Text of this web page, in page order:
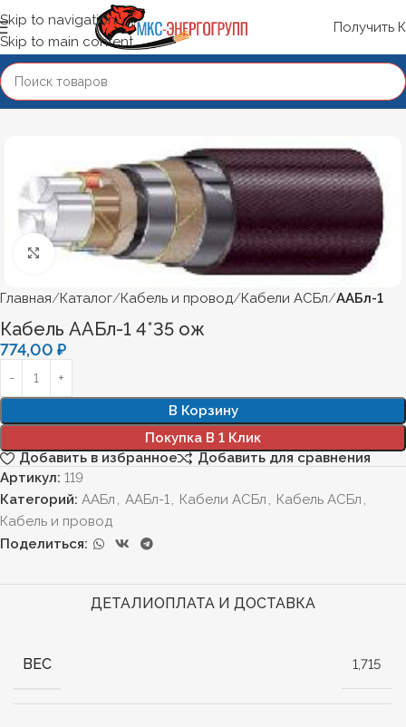
Skip to navigation
Skip to main content
Получить
Нажмите, чтобы увеличить
Главная Каталог Кабель и провод Кабели АСБл ААБл-1
Кабель ААБл-1 4*35 ож
774,00 ₽
В Корзину
Покупка В 1 Клик
Добавить в избранное
Добавить для сравнения
Артикул: 119
Категорий: ААБл , ААБл-1, Кабели АСБл , Кабель АСБл ,
Кабель и провод
Поделиться:
ДЕТАЛИОПЛАТА И ДОСТАВКА
ВЕС 1,715